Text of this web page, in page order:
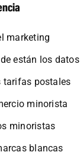
marketing
están los datos
tarifas postales
minorista
minoristas
blancas